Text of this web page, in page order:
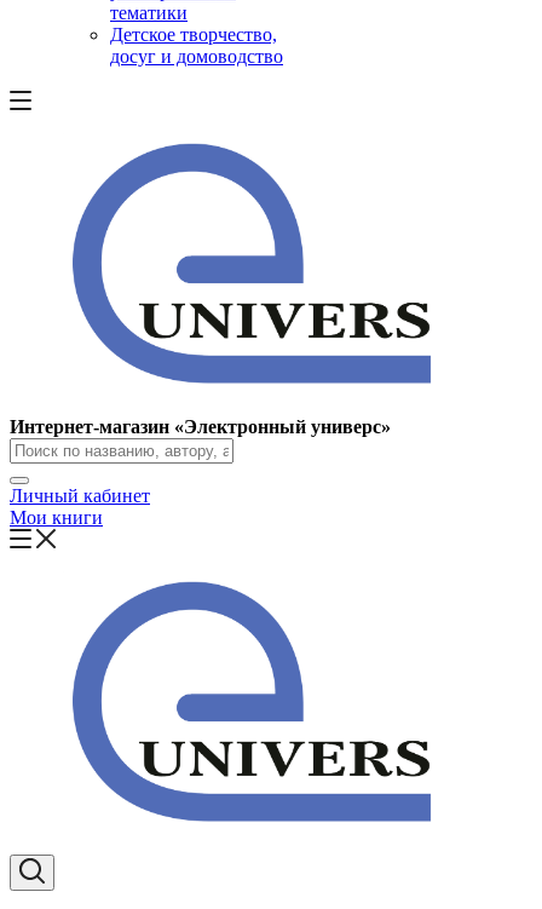
тематики
Детское творчество,
досуг и домоводство
Интернет-магазин «Электронный универс»
Личный кабинет
Мои книги